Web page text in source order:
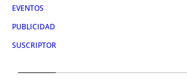
EVENTOS
PUBLICIDAD
SUSCRIPTOR